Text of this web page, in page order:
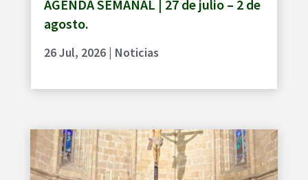
AGENDA SEMANAL | 27 de julio – 2 de
agosto.
26 Jul, 2026| Noticias